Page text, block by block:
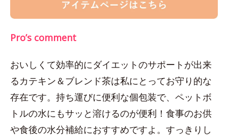
Pro’s comment
おいしくて効率的にダイエットのサポートが出来
るカテキン＆ブレンド茶は私にとってお守り的な
存在です。持ち運びに便利な個包装で、ペットボ
トルの水にもサッと溶けるのが便利！食事のお供
や食後の水分補給におすすめですよ。すっきりし